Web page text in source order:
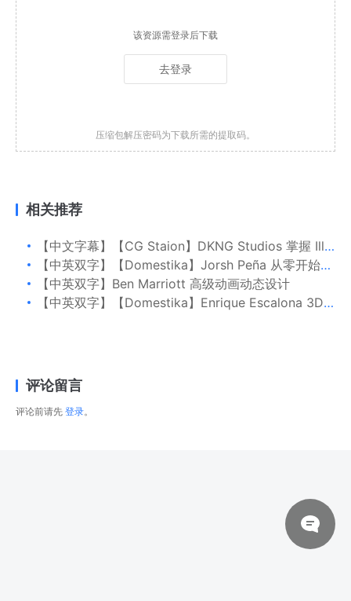
该资源需登录后下载
去登录
压缩包解压密码为下载所需的提取码。
相关推荐
【中文字幕】【CG Staion】DKNG Studios 掌握 Illustrator，加快工作流程的 10 个技巧和窍门
【中英双字】【Domestika】Jorsh Peña 从零开始的等距矢量插图
【中英双字】Ben Marriott 高级动画动态设计
【中英双字】【Domestika】Enrique Escalona 3D角色设计与插图
评论留言
评论前请先 登录。